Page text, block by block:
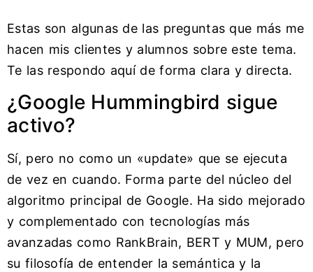
Estas son algunas de las preguntas que más me
hacen mis clientes y alumnos sobre este tema.
Te las respondo aquí de forma clara y directa.
¿Google Hummingbird sigue
activo?
Sí, pero no como un «update» que se ejecuta
de vez en cuando. Forma parte del núcleo del
algoritmo principal de Google. Ha sido mejorado
y complementado con tecnologías más
avanzadas como RankBrain, BERT y MUM, pero
su filosofía de entender la semántica y la